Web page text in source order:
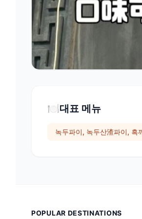
🍽️대표 메뉴
녹두파이, 녹두산渣파이, 흑
POPULAR DESTINATIONS